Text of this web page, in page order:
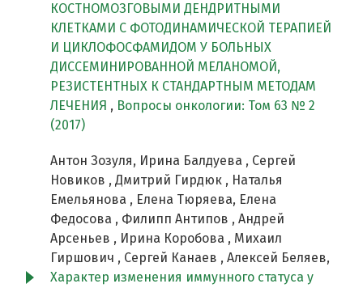
КОСТНОМОЗГОВЫМИ ДЕНДРИТНЫМИ
КЛЕТКАМИ С ФОТОДИНАМИЧЕСКОЙ ТЕРАПИЕЙ
И ЦИКЛОФОСФАМИДОМ У БОЛЬНЫХ
ДИССЕМИНИРОВАННОЙ МЕЛАНОМОЙ,
РЕЗИСТЕНТНЫХ К СТАНДАРТНЫМ МЕТОДАМ
ЛЕЧЕНИЯ , Вопросы онкологии: Том 63 № 2
(2017)
Антон Зозуля, Ирина Балдуева , Сергей
Новиков , Дмитрий Гирдюк , Наталья
Емельянова , Елена Тюряева, Елена
Федосова , Филипп Антипов , Андрей
Арсеньев , Ирина Коробова , Михаил
Гиршович , Сергей Канаев , Алексей Беляев,
Характер изменения иммунного статуса у